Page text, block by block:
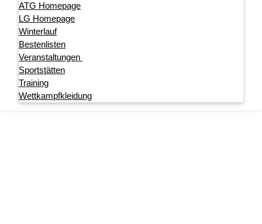
ATG Homepage
LG Homepage
Winterlauf
Bestenlisten
Veranstaltungen
Sportstätten
Training
Wettkampfkleidung